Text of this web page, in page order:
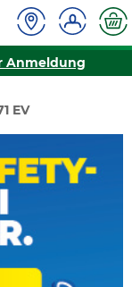
Anmeldung
EV